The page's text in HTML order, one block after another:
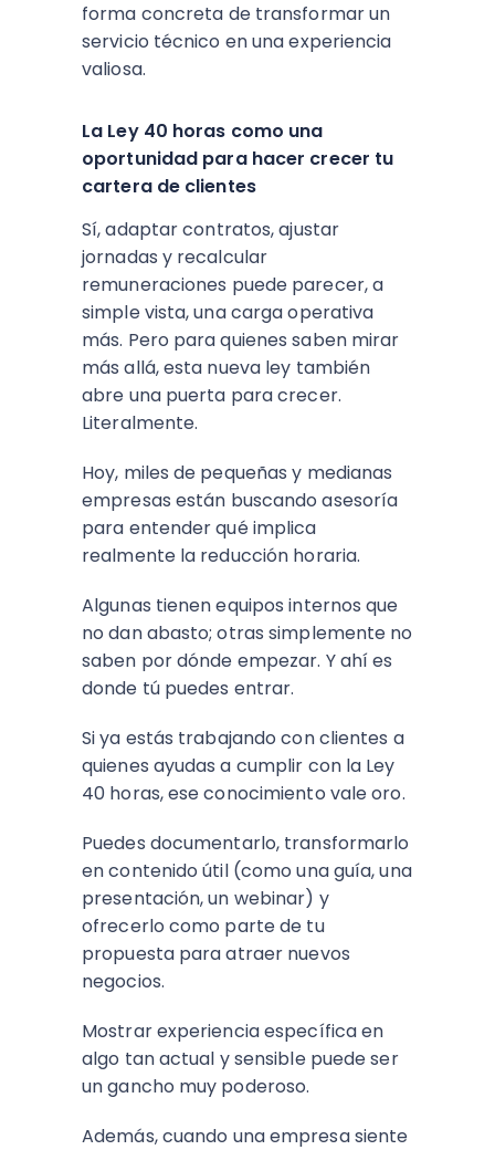
forma concreta de transformar un
servicio técnico en una experiencia
valiosa.
La Ley 40 horas como una
oportunidad para hacer crecer tu
cartera de clientes
Sí, adaptar contratos, ajustar
jornadas y recalcular
remuneraciones puede parecer, a
simple vista, una carga operativa
más. Pero para quienes saben mirar
más allá, esta nueva ley también
abre una puerta para crecer.
Literalmente.
Hoy, miles de pequeñas y medianas
empresas están buscando asesoría
para entender qué implica
realmente la reducción horaria.
Algunas tienen equipos internos que
no dan abasto; otras simplemente no
saben por dónde empezar. Y ahí es
donde tú puedes entrar.
Si ya estás trabajando con clientes a
quienes ayudas a cumplir con la Ley
40 horas, ese conocimiento vale oro.
Puedes documentarlo, transformarlo
en contenido útil (como una guía, una
presentación, un webinar) y
ofrecerlo como parte de tu
propuesta para atraer nuevos
negocios.
Mostrar experiencia específica en
algo tan actual y sensible puede ser
un gancho muy poderoso.
Además, cuando una empresa siente